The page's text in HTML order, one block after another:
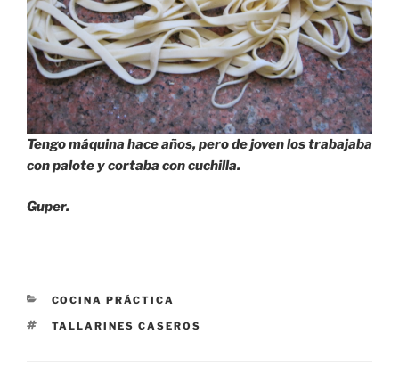
Tengo máquina hace años, pero de joven los trabajaba
con palote y cortaba con cuchilla.
Guper.
CATEGORÍAS
COCINA PRÁCTICA
ETIQUETAS
TALLARINES CASEROS